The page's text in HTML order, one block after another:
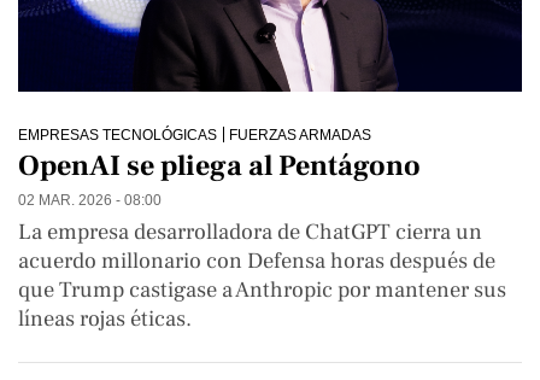
EMPRESAS TECNOLÓGICAS FUERZAS ARMADAS
OpenAI se pliega al Pentágono
02 MAR. 2026 - 08:00
La empresa desarrolladora de ChatGPT cierra un
acuerdo millonario con Defensa horas después de
que Trump castigase a Anthropic por mantener sus
líneas rojas éticas.